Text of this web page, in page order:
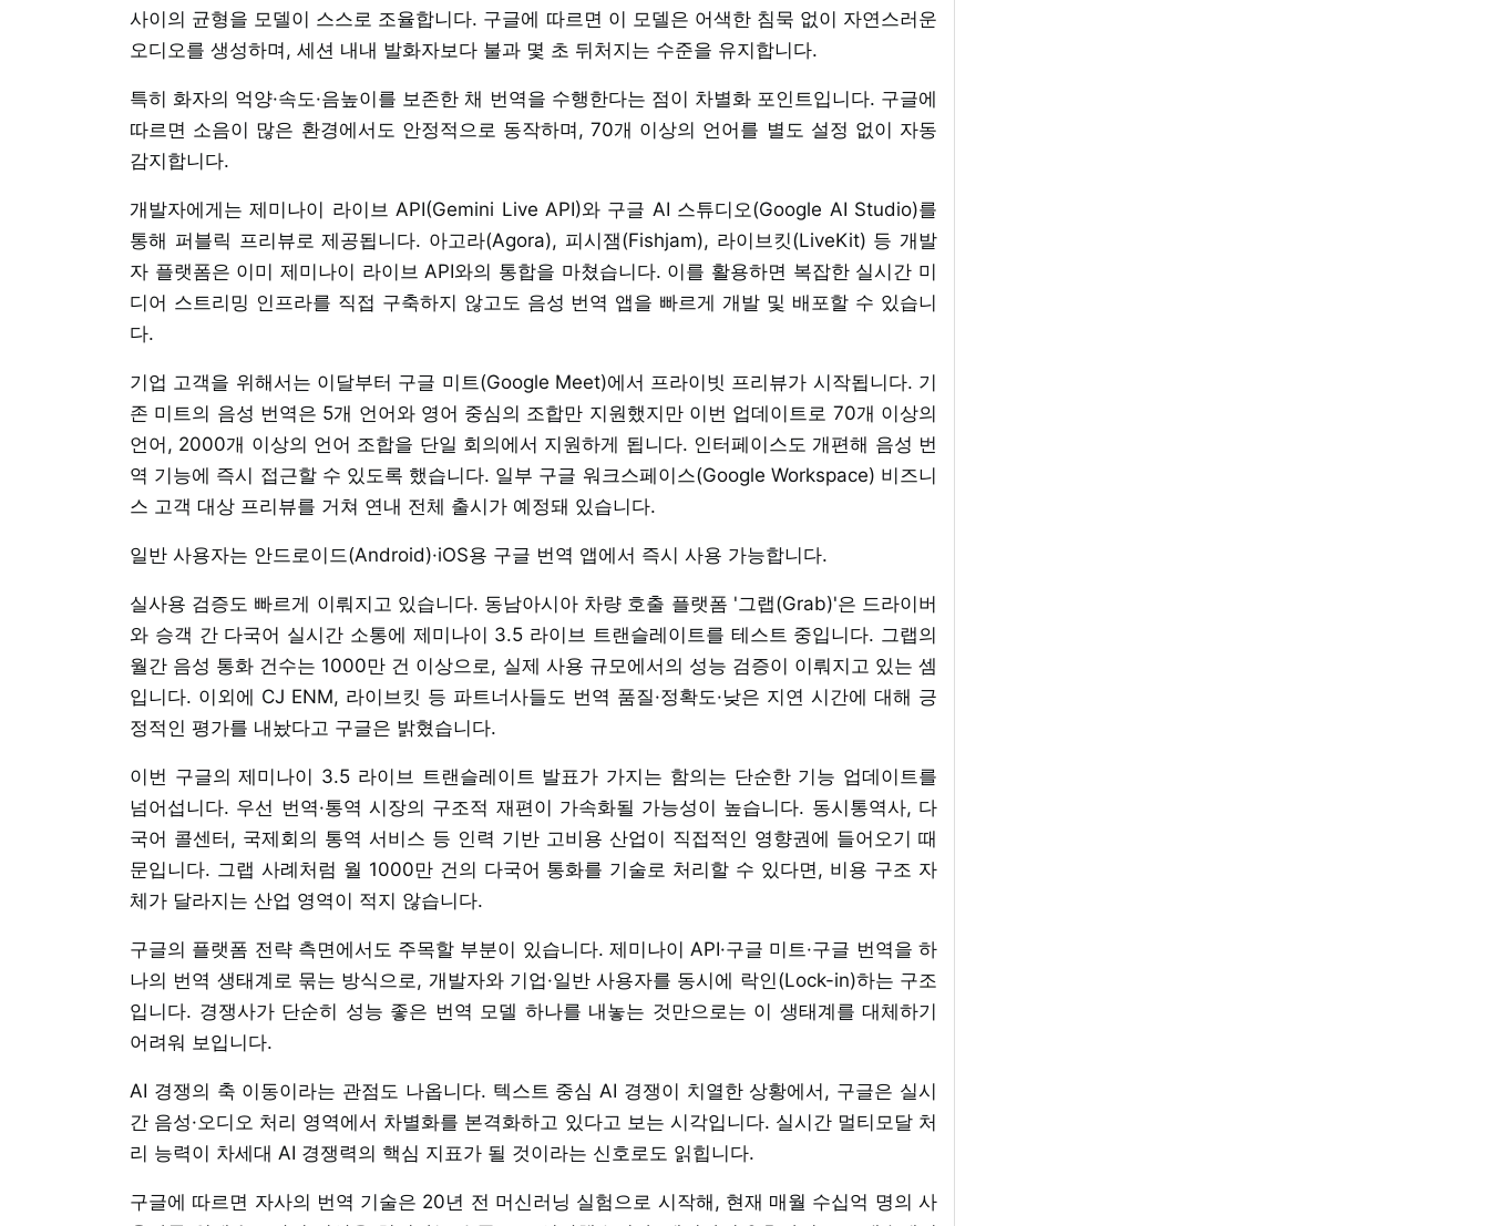
사이의 균형을 모델이 스스로 조율합니다. 구글에 따르면 이 모델은 어색한 침묵 없이 자연스러운
오디오를 생성하며, 세션 내내 발화자보다 불과 몇 초 뒤처지는 수준을 유지합니다.
특히 화자의 억양·속도·음높이를 보존한 채 번역을 수행한다는 점이 차별화 포인트입니다. 구글에
따르면 소음이 많은 환경에서도 안정적으로 동작하며, 70개 이상의 언어를 별도 설정 없이 자동
감지합니다.
개발자에게는 제미나이 라이브 API(Gemini Live API)와 구글 AI 스튜디오(Google AI Studio)를
통해 퍼블릭 프리뷰로 제공됩니다. 아고라(Agora), 피시잼(Fishjam), 라이브킷(LiveKit) 등 개발
자 플랫폼은 이미 제미나이 라이브 API와의 통합을 마쳤습니다. 이를 활용하면 복잡한 실시간 미
디어 스트리밍 인프라를 직접 구축하지 않고도 음성 번역 앱을 빠르게 개발 및 배포할 수 있습니
다.
기업 고객을 위해서는 이달부터 구글 미트(Google Meet)에서 프라이빗 프리뷰가 시작됩니다. 기
존 미트의 음성 번역은 5개 언어와 영어 중심의 조합만 지원했지만 이번 업데이트로 70개 이상의
언어, 2000개 이상의 언어 조합을 단일 회의에서 지원하게 됩니다. 인터페이스도 개편해 음성 번
역 기능에 즉시 접근할 수 있도록 했습니다. 일부 구글 워크스페이스(Google Workspace) 비즈니
스 고객 대상 프리뷰를 거쳐 연내 전체 출시가 예정돼 있습니다.
일반 사용자는 안드로이드(Android)·iOS용 구글 번역 앱에서 즉시 사용 가능합니다.
실사용 검증도 빠르게 이뤄지고 있습니다. 동남아시아 차량 호출 플랫폼 '그랩(Grab)'은 드라이버
와 승객 간 다국어 실시간 소통에 제미나이 3.5 라이브 트랜슬레이트를 테스트 중입니다. 그랩의
월간 음성 통화 건수는 1000만 건 이상으로, 실제 사용 규모에서의 성능 검증이 이뤄지고 있는 셈
입니다. 이외에 CJ ENM, 라이브킷 등 파트너사들도 번역 품질·정확도·낮은 지연 시간에 대해 긍
정적인 평가를 내놨다고 구글은 밝혔습니다.
이번 구글의 제미나이 3.5 라이브 트랜슬레이트 발표가 가지는 함의는 단순한 기능 업데이트를
넘어섭니다. 우선 번역·통역 시장의 구조적 재편이 가속화될 가능성이 높습니다. 동시통역사, 다
국어 콜센터, 국제회의 통역 서비스 등 인력 기반 고비용 산업이 직접적인 영향권에 들어오기 때
문입니다. 그랩 사례처럼 월 1000만 건의 다국어 통화를 기술로 처리할 수 있다면, 비용 구조 자
체가 달라지는 산업 영역이 적지 않습니다.
구글의 플랫폼 전략 측면에서도 주목할 부분이 있습니다. 제미나이 API·구글 미트·구글 번역을 하
나의 번역 생태계로 묶는 방식으로, 개발자와 기업·일반 사용자를 동시에 락인(Lock-in)하는 구조
입니다. 경쟁사가 단순히 성능 좋은 번역 모델 하나를 내놓는 것만으로는 이 생태계를 대체하기
어려워 보입니다.
AI 경쟁의 축 이동이라는 관점도 나옵니다. 텍스트 중심 AI 경쟁이 치열한 상황에서, 구글은 실시
간 음성·오디오 처리 영역에서 차별화를 본격화하고 있다고 보는 시각입니다. 실시간 멀티모달 처
리 능력이 차세대 AI 경쟁력의 핵심 지표가 될 것이라는 신호로도 읽힙니다.
구글에 따르면 자사의 번역 기술은 20년 전 머신러닝 실험으로 시작해, 현재 매월 수십억 명의 사